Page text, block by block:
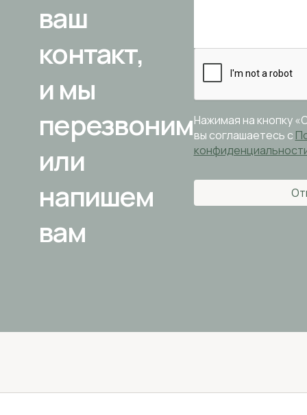
ваш
контакт,
и мы
перезвоним
или
напишем
вам
Нажимая на кнопку
вы соглашаетесь с